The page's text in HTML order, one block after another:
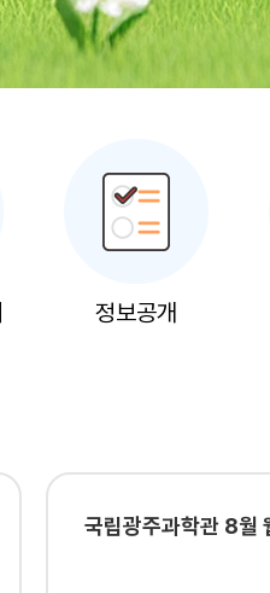
정보공개
국립광주과학관 8월